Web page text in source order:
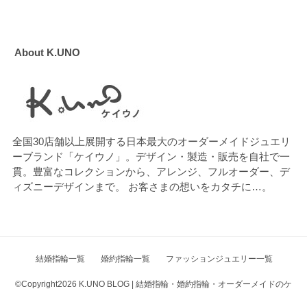
About K.UNO
全国30店舗以上展開する日本最大のオーダーメイドジュエリ
ーブランド「ケイウノ」。デザイン・製造・販売を自社で一
貫。豊富なコレクションから、アレンジ、フルオーダー、デ
ィズニーデザインまで。 お客さまの想いをカタチに…。
結婚指輪一覧 婚約指輪一覧 ファッションジュエリー一覧
©Copyright2026 K.UNO BLOG | 結婚指輪・婚約指輪・オーダーメイドのケ